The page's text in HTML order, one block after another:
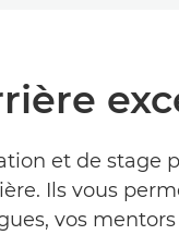
et de stage
Ils vous
vos